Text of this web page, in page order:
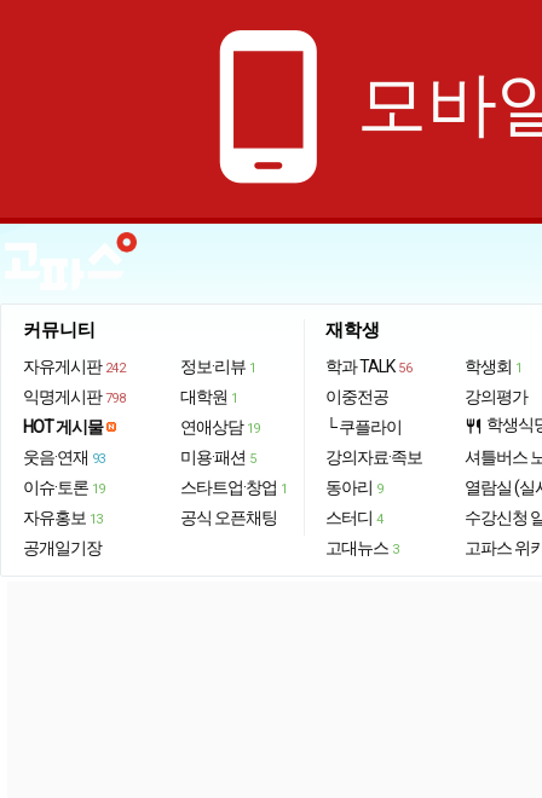
phone_android 모바
커뮤니티
자유게시판 242
익명게시판 798
HOT 게시물
웃음·연재 93
이슈·토론 19
자유홍보 13
공개일기장
정보·리뷰 1
대학원 1
연애상담 19
미용·패션 5
스타트업·창업 1
공식 오픈채팅
재학생
학과 TALK 56
이중전공
└ 쿠플라이
강의자료·족보
동아리 9
스터디 4
고대뉴스 3
학생회 1
강의평가
restaurant 학생식
셔틀버스
열람실 (실
수강신청
고파스 위